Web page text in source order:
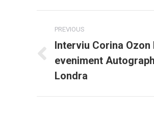
navigation
PREVIOUS
Previous
post:
Interviu Corina Ozon
eveniment
Londra